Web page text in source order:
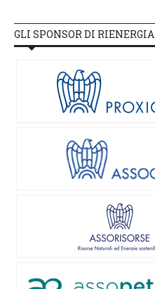
GLI SPONSOR DI RIENERGIA